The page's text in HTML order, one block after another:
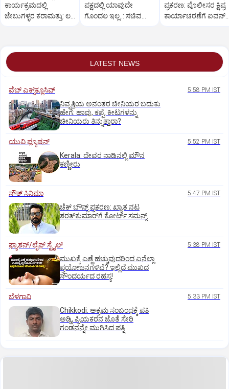
ಕಾರ್ಯಕ್ರಮದಲ್ಲಿ
ಜೇಬುಗಳ್ಳರ ಕರಾಮತ್ತು: ಲಕ್ಷ
ಪಕ್ಷದಲ್ಲಿ ಯಾವುದೇ
ಗೊಂದಲ ಇಲ್ಲ..: ಸಚಿವ
ಪ್ರಕರಣ: ಪೊಲೀಸರ ಕ್ಷಿಪ್ರ
ಕಾರ್ಯಾಚರಣೆಗೆ ಐವನ್
LATEST NEWS
ವೆಬ್ ಎಕ್ಸ್‌ಕ್ಲೂಸಿವ್ 5:58 PM IST
ನಿವೃತ್ತಿಯ ಅನಂತರ ಚೀನಿಯರ ಬದುಕು
ಹೇಗೆ: ಹಾವು, ಕಪ್ಪೆ, ಕೀಟಗಳನ್ನು
ಚೀನಿಯರು ತಿನ್ನುತ್ತಾರಾ?
ಯುವಿ ಫ್ಯೂಷನ್ 5:52 PM IST
Kerala: ದೇವರ ನಾಡಿನಲ್ಲಿ ಮೌನ
ಕಣ್ಣೀರು
ಸೌತ್‌ ಸಿನಿಮಾ 5:47 PM IST
ಚೆಕ್ ಬೌನ್ಸ್ ಪ್ರಕರಣ: ಖ್ಯಾತ ನಟ
ಶರತ್‌ಕುಮಾರ್‌ಗೆ ಕೋರ್ಟ್ ಸಮನ್ಸ್
ಫ್ಯಾಶನ್/ಲೈಫ್‌ ಸ್ಟೈಲ್ 5:38 PM IST
ಮುಖಕ್ಕೆ ಎಣ್ಣೆ ಹಚ್ಚುವುದರಿಂದ ಏನೆಲ್ಲಾ
ಪ್ರಯೋಜನಗಳಿವೆ? ಇಲ್ಲಿದೆ ಮುಖದ
ಸೌಂದರ್ಯದ ರಹಸ್ಯ!
ಬೆಳಗಾವಿ 5:33 PM IST
Chikkodi: ಅಕ್ರಮ ಸಂಬಂಧಕ್ಕೆ ಪತಿ
ಅಡ್ಡಿ, ಪ್ರಿಯಕರನ ಜೊತೆ ಸೇರಿ
ಗಂಡನನ್ನೇ ಮುಗಿಸಿದ ಪತ್ನಿ